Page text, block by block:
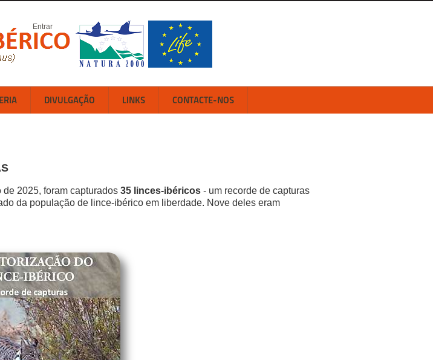
Entrar
DIVULGAÇÃO LINKS CONTACTE-NOS
2025, foram capturados 35 linces-ibéricos - um recorde de capturas
da população de lince-ibérico em liberdade. Nove deles eram